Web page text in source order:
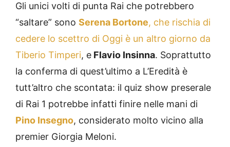
Gli unici volti di punta Rai che potrebbero
“saltare” sono Serena Bortone, che rischia di
cedere lo scettro di Oggi è un altro giorno da
Tiberio Timperi, e Flavio Insinna. Soprattutto
la conferma di quest’ultimo a L’Eredità è
tutt’altro che scontata: il quiz show preserale
di Rai 1 potrebbe infatti finire nelle mani di
Pino Insegno, considerato molto vicino alla
premier Giorgia Meloni.